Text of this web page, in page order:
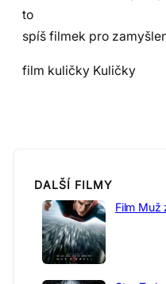
to
spíš filmek pro
film kuličky Kuličky
DALŠÍ FILMY
Film Muž